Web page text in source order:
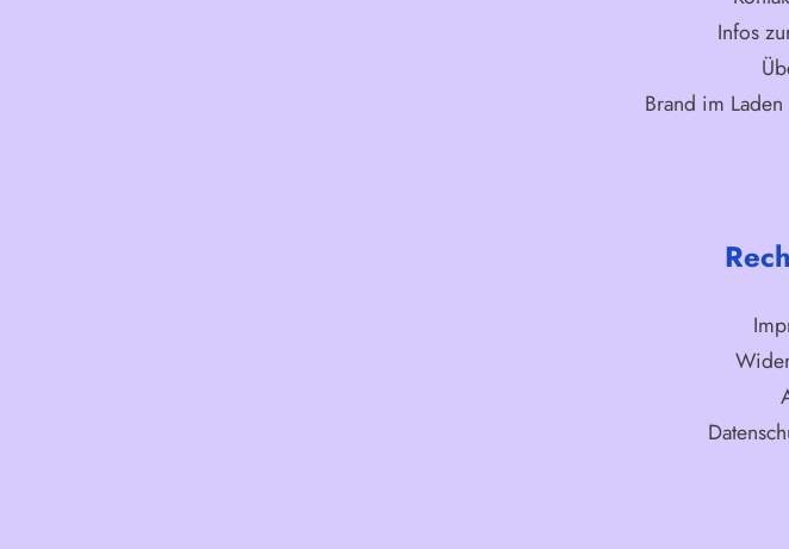
Infos
Brand im